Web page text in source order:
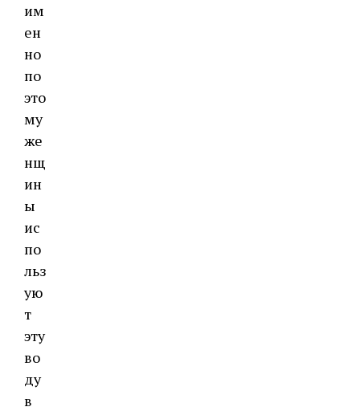
им
ен
но
по
это
му
же
нщ
ин
ы
ис
по
льз
ую
т
эту
во
ду
в